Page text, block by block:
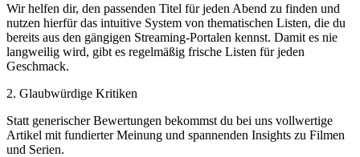
Wir helfen dir, den passenden Titel für jeden Abend zu finden und
nutzen hierfür das intuitive System von thematischen Listen, die du
bereits aus den gängigen Streaming-Portalen kennst. Damit es nie
langweilig wird, gibt es regelmäßig frische Listen für jeden
Geschmack.
2. Glaubwürdige Kritiken
Statt generischer Bewertungen bekommst du bei uns vollwertige
Artikel mit fundierter Meinung und spannenden Insights zu Filmen
und Serien.